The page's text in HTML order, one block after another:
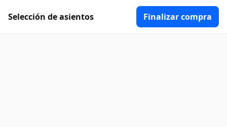
Selección de asientos Finalizar compra